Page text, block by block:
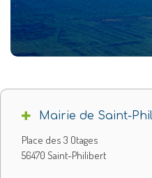
Mairie de Saint-
Place des 3 Otages
56470 Saint-Philibert